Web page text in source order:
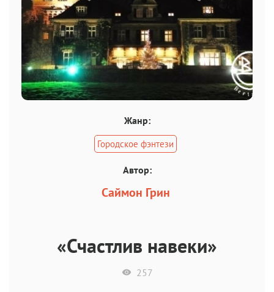
Жанр:
Городское фэнтези
Автор:
Саймон Грин
«Счастлив навеки»
257